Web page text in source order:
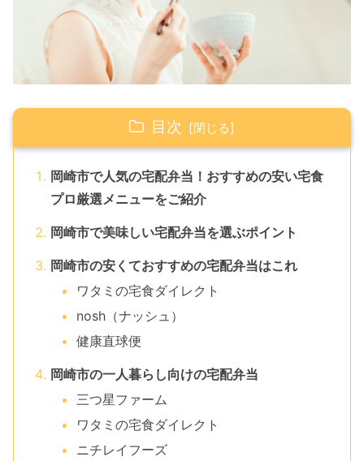
目次
岡崎市で人気の宅配弁当！おすすめの安い宅食
プロ厳選メニューをご紹介
岡崎市で美味しい宅配弁当を選ぶポイント
岡崎市の安くておすすめの宅配弁当はこれ
ワタミの宅食ダイレクト
nosh（ナッシュ）
健康直球便
岡崎市の一人暮らし向けの宅配弁当
三つ星ファーム
ワタミの宅食ダイレクト
ニチレイフーズ